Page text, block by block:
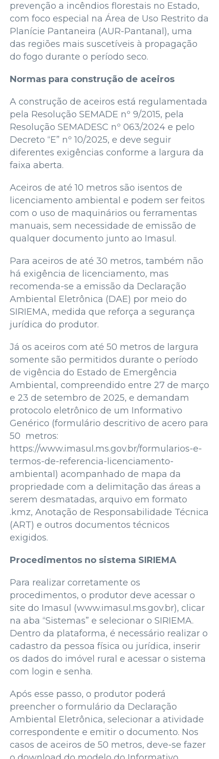
prevenção a incêndios florestais no Estado,
com foco especial na Área de Uso Restrito da
Planície Pantaneira (AUR-Pantanal), uma
das regiões mais suscetíveis à propagação
do fogo durante o período seco.
Normas para construção de aceiros
A construção de aceiros está regulamentada
pela Resolução SEMADE nº 9/2015, pela
Resolução SEMADESC nº 063/2024 e pelo
Decreto “E” nº 10/2025, e deve seguir
diferentes exigências conforme a largura da
faixa aberta.
Aceiros de até 10 metros são isentos de
licenciamento ambiental e podem ser feitos
com o uso de maquinários ou ferramentas
manuais, sem necessidade de emissão de
qualquer documento junto ao Imasul.
Para aceiros de até 30 metros, também não
há exigência de licenciamento, mas
recomenda-se a emissão da Declaração
Ambiental Eletrônica (DAE) por meio do
SIRIEMA, medida que reforça a segurança
jurídica do produtor.
Já os aceiros com até 50 metros de largura
somente são permitidos durante o período
de vigência do Estado de Emergência
Ambiental, compreendido entre 27 de março
e 23 de setembro de 2025, e demandam
protocolo eletrônico de um Informativo
Genérico (formulário descritivo de acero para
50 metros:
https://www.imasul.ms.gov.br/formularios-e-
termos-de-referencia-licenciamento-
ambiental) acompanhado de mapa da
propriedade com a delimitação das áreas a
serem desmatadas, arquivo em formato
.kmz, Anotação de Responsabilidade Técnica
(ART) e outros documentos técnicos
exigidos.
Procedimentos no sistema SIRIEMA
Para realizar corretamente os
procedimentos, o produtor deve acessar o
site do Imasul (www.imasul.ms.gov.br), clicar
na aba “Sistemas” e selecionar o SIRIEMA.
Dentro da plataforma, é necessário realizar o
cadastro da pessoa física ou jurídica, inserir
os dados do imóvel rural e acessar o sistema
com login e senha.
Após esse passo, o produtor poderá
preencher o formulário da Declaração
Ambiental Eletrônica, selecionar a atividade
correspondente e emitir o documento. Nos
casos de aceiros de 50 metros, deve-se fazer